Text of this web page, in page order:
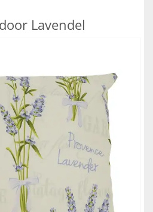
Lavendel